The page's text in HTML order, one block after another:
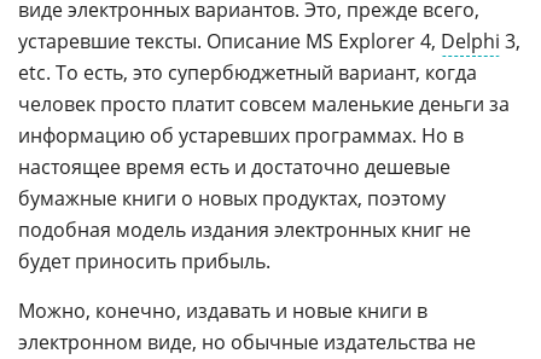
виде электронных вариантов. Это, прежде всего,
устаревшие тексты. Описание MS Explorer 4, Delphi 3,
etc. То есть, это супербюджетный вариант, когда
человек просто платит совсем маленькие деньги за
информацию об устаревших программах. Но в
настоящее время есть и достаточно дешевые
бумажные книги о новых продуктах, поэтому
подобная модель издания электронных книг не
будет приносить прибыль.
Можно, конечно, издавать и новые книги в
электронном виде, но обычные издательства не